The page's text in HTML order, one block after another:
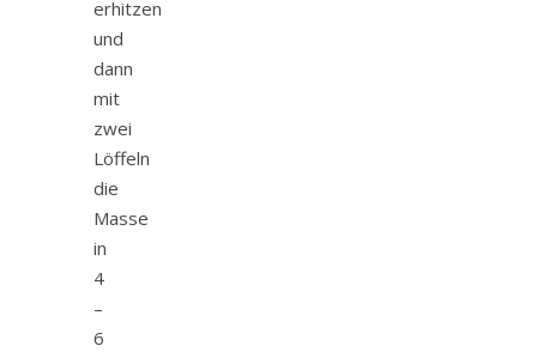
erhitzen
und
dann
mit
zwei
Löffeln
die
Masse
in
4
–
6